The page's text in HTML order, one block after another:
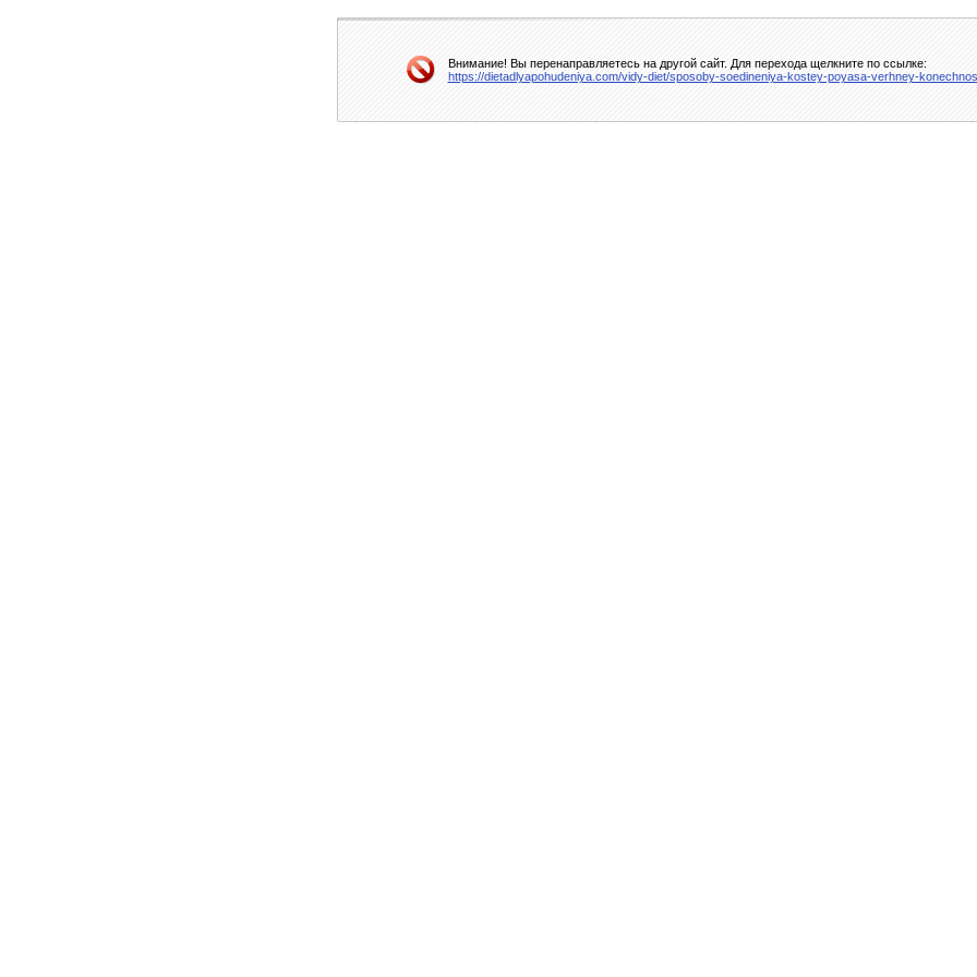
Внимание! Вы перенаправляетесь на другой сайт. Для перехода щелкните по ссылке:
https://dietadlyapohudeniya.com/vidy-diet/sposoby-soedineniya-kostey-poyasa-verhney-